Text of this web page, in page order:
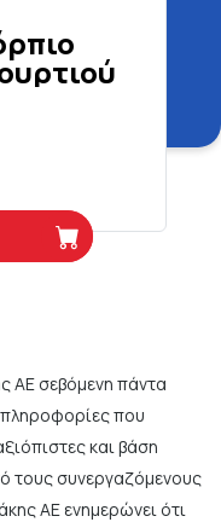
ΑΕ σεβόμενη πάντα
που
και βάση
τους συνεργαζόμενους
ΑΕ ενημερώνει ότι